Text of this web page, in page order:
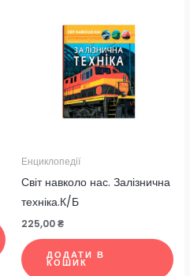
Енциклопедії
Світ навколо нас. Залізнична
техніка.К/Б
225,00₴
ДОДАТИ В
КОШИК